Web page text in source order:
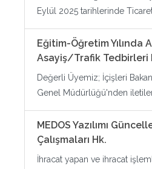
Eylül 2025 tarihlerinde Ticaret
Eğitim-Öğretim Yılında
Asayiş/Trafik Tedbirleri
Değerli Üyemiz; İçişleri
Genel Müdürlüğü'nden iletilen
MEDOS Yazılımı
Çalışmaları Hk.
İhracat yapan ve ihracat